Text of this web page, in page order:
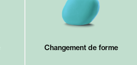
Changement de forme